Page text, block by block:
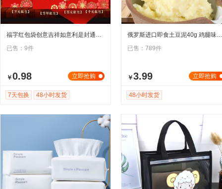
福字红包袋创意吉祥如意利是封通用加厚万元寿字贺字大吉大利红包
已售：9件
立即抢购
￥0.98
7天包换 48小时发货
俄罗斯进口即食土豆泥40g 鸡腿味速食冲早餐代餐多口味盒装零售
已售：789件
立即抢购
￥3.99
48小时发货